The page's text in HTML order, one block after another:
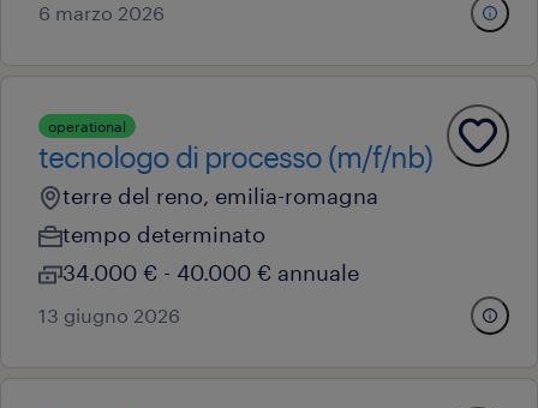
6 marzo 2026
operational
tecnologo di processo (m/f/nb)
terre del reno, emilia-romagna
tempo determinato
34.000 € - 40.000 € annuale
13 giugno 2026